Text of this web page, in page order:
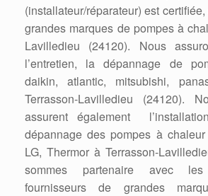
(installateur/réparateur) est
grandes marques de pompes à
Lavilledieu (24120). Nous
l’entretien, la dépannage de
daikin, atlantic, mitsubishi,
Terrasson-Lavilledieu (24120).
assurent également
dépannage des pompes à
LG, Thermor à Terrasson-
sommes partenaire avec
fournisseurs de grandes